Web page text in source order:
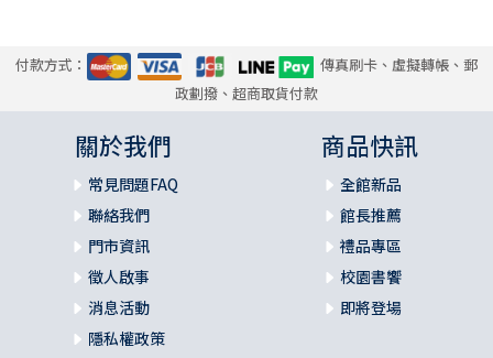
付款方式：
傳真刷卡、虛擬轉帳、郵
政劃撥、超商取貨付款
關於我們
常見問題FAQ
聯絡我們
門市資訊
徵人啟事
消息活動
隱私權政策
商品快訊
全館新品
館長推薦
禮品專區
校園書饗
即將登場